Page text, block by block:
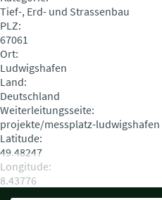
Tief-, Erd- und Strassenbau
PLZ:
67061
Ort:
Ludwigshafen
Land:
Deutschland
Weiterleitungsseite:
projekte/messplatz-ludwigshafen
Latitude:
49.48247
Longitude:
8.43776